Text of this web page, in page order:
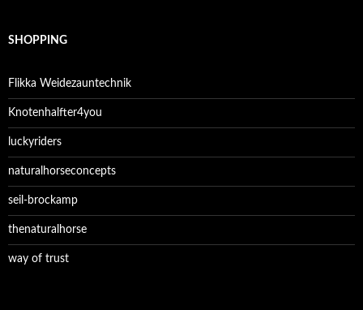
SHOPPING
Flikka Weidezauntechnik
Knotenhalfter4you
luckyriders
naturalhorseconcepts
seil-brockamp
thenaturalhorse
way of trust